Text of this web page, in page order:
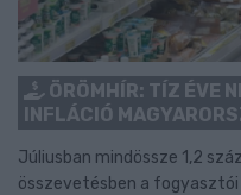
ÖRÖMHÍR: TÍZ ÉVE
INFLÁCIÓ
Júliusban mindössze 1,2
összevetésben a fogyasztói